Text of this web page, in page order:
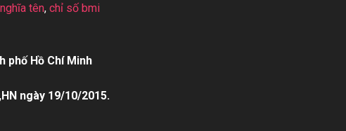
tên, chỉ số bmi
phố Hồ Chí Minh
ngày 19/10/2015.